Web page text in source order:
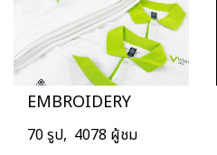
EMBROIDERY
70 รูป, 4078 ผู้ชม